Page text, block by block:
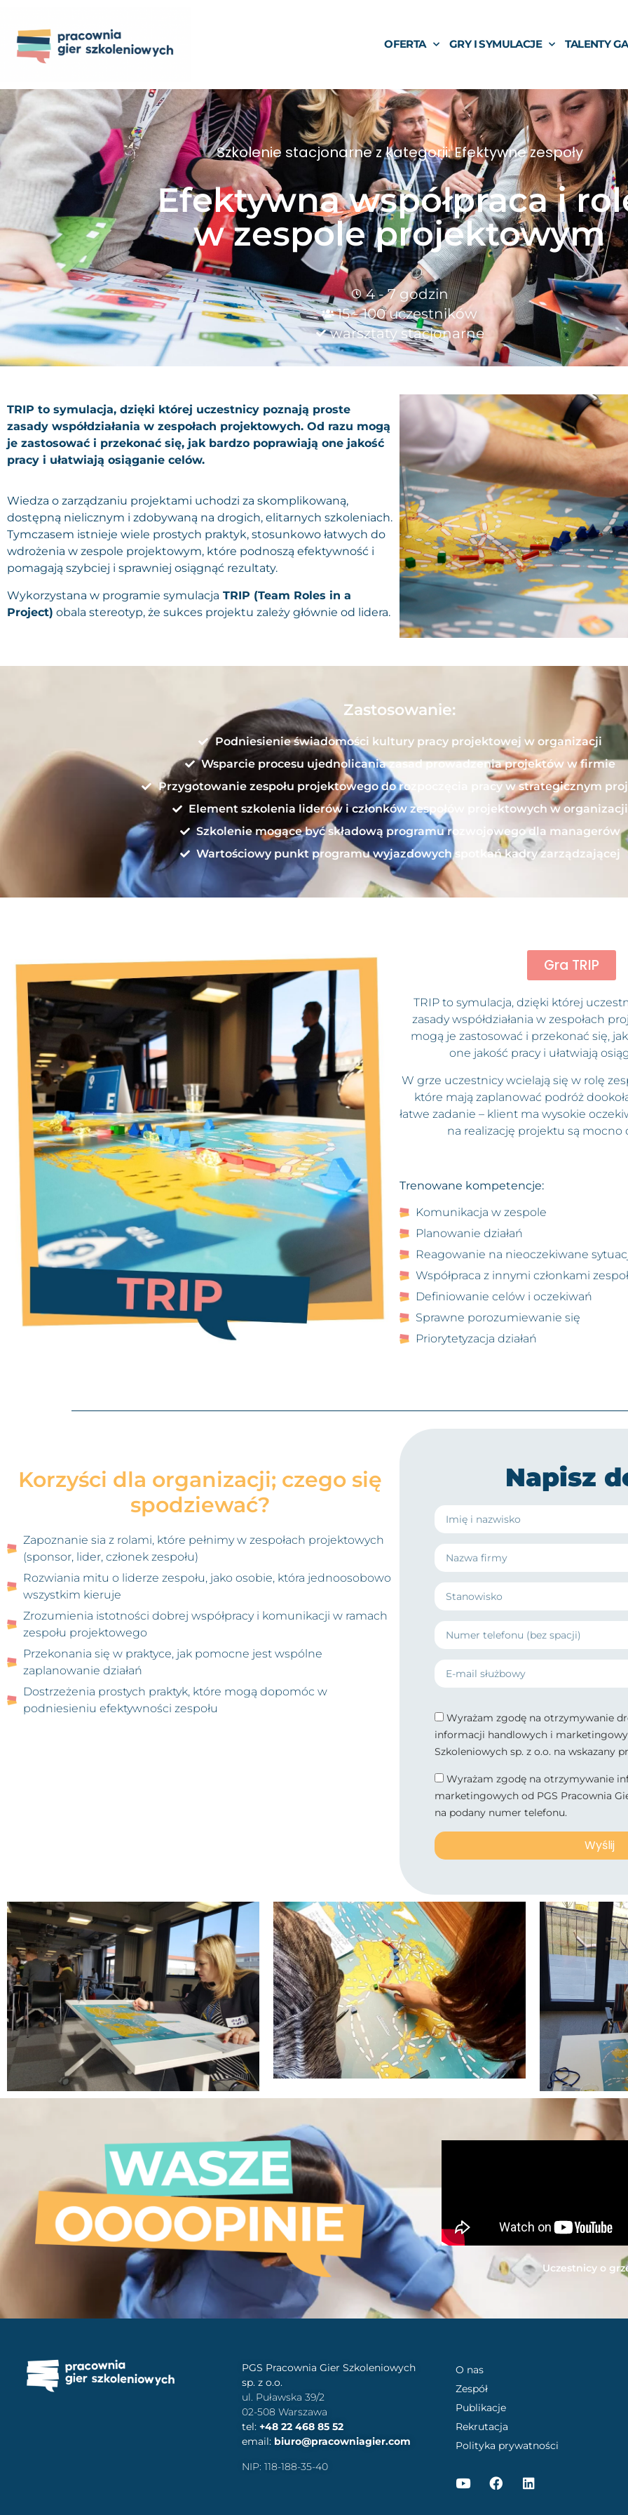
OFERTA GRY I SYMULACJE TALENTY
Szkolenie stacjonarne z kategorii: Efektywne zespoły
Efektywna współpraca i
w zespole projektowym
4 - 7 godzin
15 - 100 uczestników
warsztaty stacjonarne
TRIP to symulacja, dzięki której uczestnicy poznają proste
zasady współdziałania w zespołach projektowych. Od razu mogą
je zastosować i przekonać się, jak bardzo poprawiają one jakość
pracy i ułatwiają osiąganie celów.
Wiedza o zarządzaniu projektami uchodzi za skomplikowaną,
dostępną nielicznym i zdobywaną na drogich, elitarnych szkoleniach.
Tymczasem ​istnieje wiele prostych praktyk, stosunkowo łatwych do
wdrożenia w zespole projektowym, które podnoszą efektywność i
pomagają szybciej i sprawniej osiągnąć rezultaty.
Wykorzystana w programie symulacja TRIP (Team Roles ​in a
Project) obala stereotyp, że sukces projektu zależy głównie od lidera.​
Zastosowanie:
Podniesienie świadomości kultury pracy projektowej w organizacji
Wsparcie procesu ujednolicania zasad prowadzenia projektów w firmie
Przygotowanie zespołu projektowego do rozpoczęcia pracy w strategicznym
Element szkolenia liderów i członków zespołów projektowych w organizacji
Szkolenie mogące być składową programu rozwojowego dla managerów
Wartościowy punkt programu wyjazdowych spotkań kadry zarządzającej
Gra TRIP
TRIP to symulacja, dzięki której
zasady współdziałania w zespołach
mogą je zastosować i przekonać się,
one jakość pracy i ułatwiają
​W grze uczestnicy wcielają się w rolę
które mają zaplanować podróż
łatwe zadanie – klient ma wysokie
na realizację projektu są mocno
Trenowane kompetencje:
Komunikacja w zespole ​
Planowanie działań ​
Reagowanie na nieoczekiwane
Współpraca z innymi członkami
Definiowanie celów i oczekiwań ​
Sprawne porozumiewanie się ​
Priorytetyzacja działań ​
Korzyści dla organizacji; czego się
spodziewać?
Zapoznanie sia z rolami, które pełnimy w zespołach projektowych
(sponsor, lider, członek zespołu)
Rozwiania mitu o liderze zespołu, jako osobie, która jednoosobowo
wszystkim kieruje
Zrozumienia istotności dobrej współpracy i komunikacji w ramach
zespołu projektowego
Przekonania się w praktyce, jak pomocne jest wspólne
zaplanowanie działań
Dostrzeżenia prostych praktyk, które mogą dopomóc w
podniesieniu efektywności zespołu
Napisz
Wyrażam zgodę na otrzymywanie
informacji handlowych i
Szkoleniowych sp. z o.o. na wskazany
Wyrażam zgodę na otrzymywanie
marketingowych od PGS Pracownia
na podany numer telefonu.
Wyślij
Uczestnicy o
PGS Pracownia Gier Szkoleniowych
sp. z o.o.
ul. Puławska 39/2
02-508 Warszawa
tel: +48 22 468 85 52
email: biuro@pracowniagier.com
NIP: 118-188-35-40
O nas
Zespół
Publikacje
Rekrutacja
Polityka prywatności